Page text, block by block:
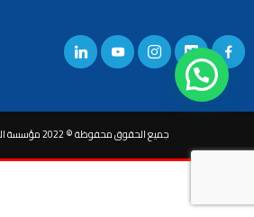
جميع الحقوق محفوظة © 2022 مؤسسة الأسطورة الرقمية